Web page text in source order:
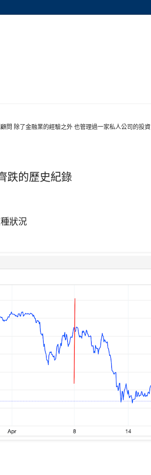
問 除了金融業的經驗之外 也管理過一家私人公司的投資
跌的歷史紀錄
狀況